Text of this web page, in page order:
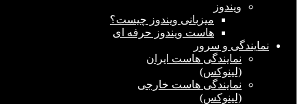
ویندوز
میزبانی ویندوز چیست؟
هاست ویندوز حرفه ای
نمایندگی و سرور
نمایندگی هاست ایران
(لینوکس)
نمایندگی هاست خارجی
(لینوکس)